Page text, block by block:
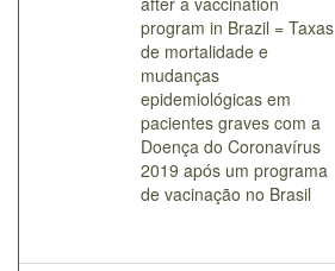
program in Brazil = Taxas
de mortalidade e
mudanças
epidemiológicas em
pacientes graves com a
Doença do Coronavírus
2019 após um programa
de vacinação no Brasil